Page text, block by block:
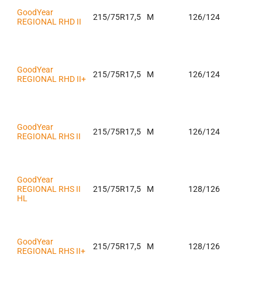
GoodYear
REGIONAL RHD II
215/75R17,5 M 126/124
GoodYear
REGIONAL RHD II+
215/75R17,5 M 126/124
GoodYear
REGIONAL RHS II
215/75R17,5 M 126/124
GoodYear
REGIONAL RHS II
HL
215/75R17,5 M 128/126
GoodYear
REGIONAL RHS II+
215/75R17,5 M 128/126